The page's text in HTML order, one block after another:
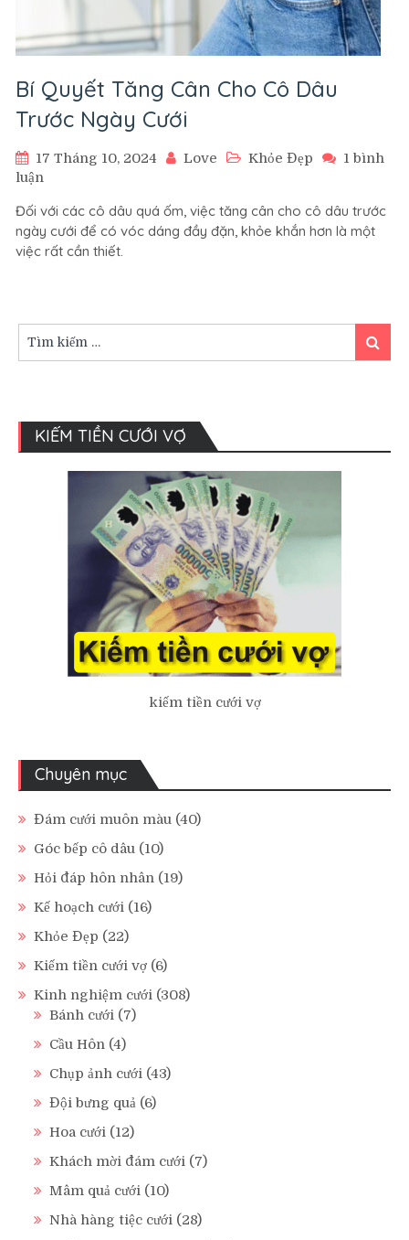
Bí Quyết Tăng Cân Cho Cô Dâu
Trước Ngày Cưới
17 Tháng 10, 2024 Love Khỏe Đẹp
1 bình
luận
Quyết
Tăng
Cân
Trước
Ngày
Đối với các cô dâu quá ốm, việc tăng cân cho cô dâu trước
ngày cưới để có vóc dáng đầy đặn, khỏe khắn hơn là một
việc rất cần thiết.
kiếm:
Tìm
kiếm
KIẾM TIỀN CƯỚI VỢ
kiếm tiền cưới vợ
Chuyên mục
Đám cưới muôn màu (40)
Góc bếp cô dâu (10)
Hỏi đáp hôn nhân (19)
Kế hoạch cưới (16)
Khỏe Đẹp (22)
Kiếm tiền cưới vợ (6)
Kinh nghiệm cưới (308)
Bánh cưới (7)
Cầu Hôn (4)
Chụp ảnh cưới (43)
Đội bưng quả (6)
Hoa cưới (12)
Khách mời đám cưới (7)
Mâm quả cưới (10)
Nhà hàng tiệc cưới (28)